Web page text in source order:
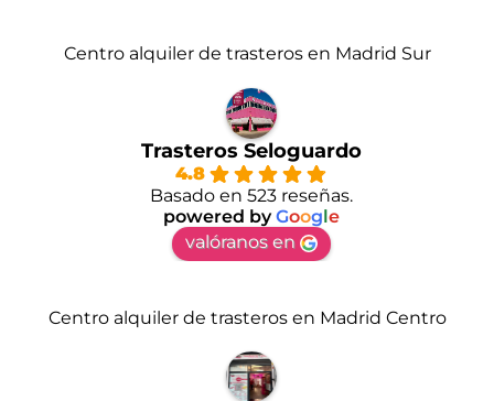
Centro alquiler de trasteros en Madrid Sur
Trasteros Seloguardo
4.8
Basado en 523 reseñas.
powered byGoogle
valóranos en
Centro alquiler de trasteros en Madrid Centro